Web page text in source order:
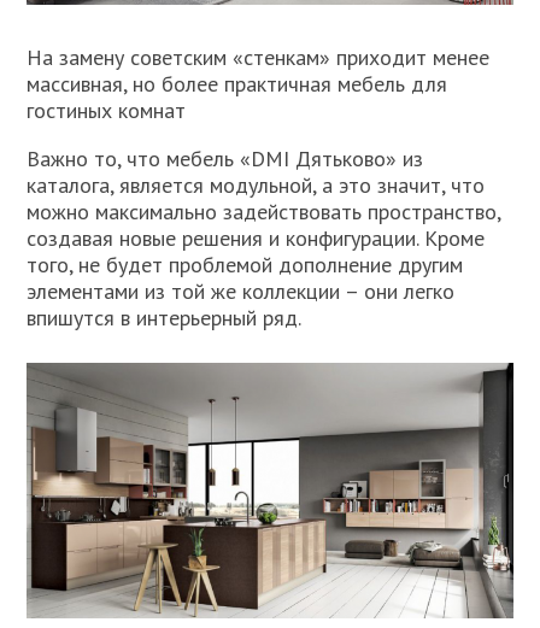
На замену советским «стенкам» приходит менее
массивная, но более практичная мебель для
гостиных комнат
Важно то, что мебель «DMI Дятьково» из
каталога, является модульной, а это значит, что
можно максимально задействовать пространство,
создавая новые решения и конфигурации. Кроме
того, не будет проблемой дополнение другим
элементами из той же коллекции – они легко
впишутся в интерьерный ряд.